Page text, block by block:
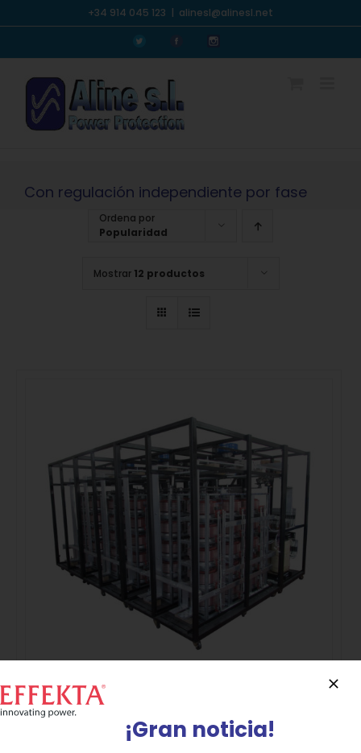
al
+34 914 045 123 | alinesl@alinesl.net
PersonalizadoPersonalizadoPersonalizado
Con regulación independiente por fase
Ordena por
Popularidad
Mostrar 12 productos
Estabilizadores Trifásicos Serie SRV-33
hasta 3000 kVA¡Gran noticia!